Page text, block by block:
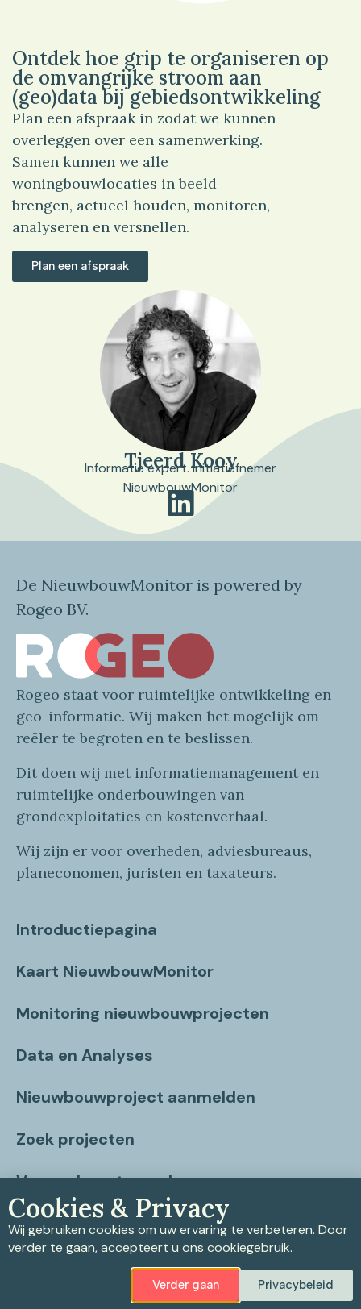
Ontdek hoe grip te organiseren op
de omvangrijke stroom aan
(geo)data bij gebiedsontwikkeling
Plan een afspraak in zodat we kunnen
overleggen over een samenwerking.
Samen kunnen we alle
woningbouwlocaties in beeld
brengen, actueel houden, monitoren,
analyseren en versnellen.
Plan een afspraak
Tjeerd Kooy
Informatie expert. Initiatiefnemer
NieuwbouwMonitor
De NieuwbouwMonitor is powered by
Rogeo BV.
Rogeo staat voor ruimtelijke ontwikkeling en
geo-informatie. Wij maken het mogelijk om
reëler te begroten en te beslissen.
Dit doen wij met informatiemanagement en
ruimtelijke onderbouwingen van
grondexploitaties en kostenverhaal.
Wij zijn er voor overheden, adviesbureaus,
planeconomen, juristen en taxateurs.
Introductiepagina
Kaart NieuwbouwMonitor
Monitoring nieuwbouwprojecten
Data en Analyses
Nieuwbouwproject aanmelden
Zoek projecten
Vragen beantwoord
Contact
Cookiebeleid
Cookies & Privacy
Wij gebruiken cookies om uw ervaring te verbeteren. Door
verder te gaan, accepteert u ons cookiegebruik.
Verder gaan Privacybeleid